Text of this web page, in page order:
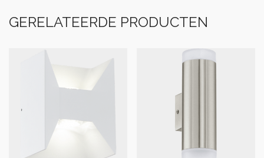
GERELATEERDE PRODUCTEN